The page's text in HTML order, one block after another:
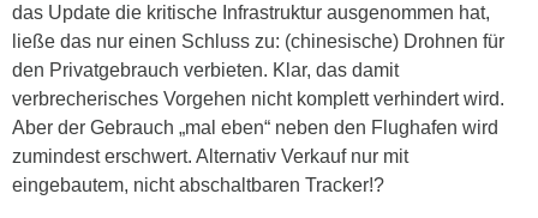
das Update die kritische Infrastruktur ausgenommen hat,
ließe das nur einen Schluss zu: (chinesische) Drohnen für
den Privatgebrauch verbieten. Klar, das damit
verbrecherisches Vorgehen nicht komplett verhindert wird.
Aber der Gebrauch „mal eben“ neben den Flughafen wird
zumindest erschwert. Alternativ Verkauf nur mit
eingebautem, nicht abschaltbaren Tracker!?